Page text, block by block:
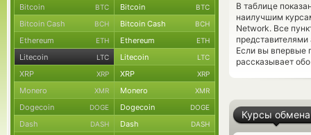
В таблице
наилучшим
Network. Все
Если вы впервые
рассказывает
Курсы обмена
Bitcoin BTC Bitcoin BTC
Bitcoin Cash BCH Bitcoin Cash BCH
Ethereum ETH Ethereum ETH
Litecoin LTC Litecoin LTC
XRP XRP XRP XRP
Monero XMR Monero XMR
Dogecoin DOGE Dogecoin DOGE
Dash DASH Dash DASH